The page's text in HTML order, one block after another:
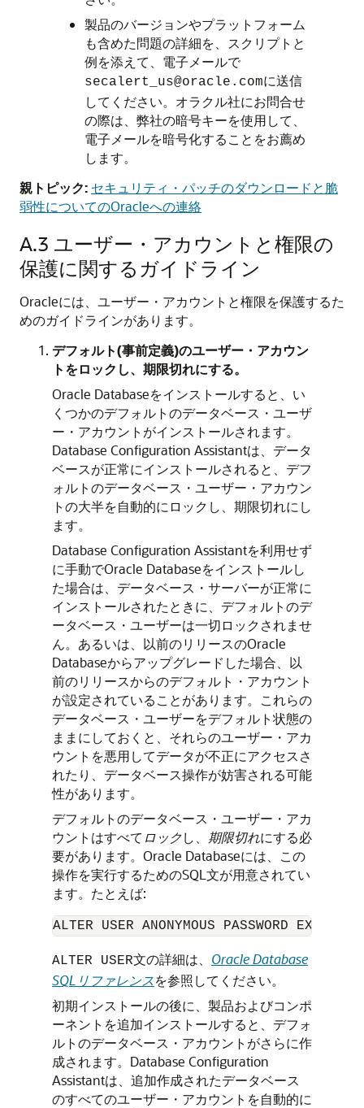
製品のバージョンやプラットフォーム
も含めた問題の詳細を、スクリプトと
例を添えて、電子メールで
secalert_us@oracle.comに送信
してください。オラクル社にお問合せ
の際は、弊社の暗号キーを使用して、
電子メールを暗号化することをお薦め
します。
親トピック: セキュリティ・パッチのダウンロードと脆
弱性についてのOracleへの連絡
A.3 ユーザー・アカウントと権限の
保護に関するガイドライン
Oracleには、ユーザー・アカウントと権限を保護するた
めのガイドラインがあります。
デフォルト(事前定義)のユーザー・アカウン
トをロックし、期限切れにする。
Oracle Databaseをインストールすると、い
くつかのデフォルトのデータベース・ユーザ
ー・アカウントがインストールされます。
Database Configuration Assistantは、データ
ベースが正常にインストールされると、デフ
ォルトのデータベース・ユーザー・アカウン
トの大半を自動的にロックし、期限切れにし
ます。
Database Configuration Assistantを利用せず
に手動でOracle Databaseをインストールし
た場合は、データベース・サーバーが正常に
インストールされたときに、デフォルトのデ
ータベース・ユーザーは一切ロックされませ
ん。あるいは、以前のリリースのOracle
Databaseからアップグレードした場合、以
前のリリースからのデフォルト・アカウント
が設定されていることがあります。これらの
データベース・ユーザーをデフォルト状態の
ままにしておくと、それらのユーザー・アカ
ウントを悪用してデータが不正にアクセスさ
れたり、データベース操作が妨害される可能
性があります。
デフォルトのデータベース・ユーザー・アカ
ウントはすべて ロックし、 期限切れにする必
要があります。Oracle Databaseには、この
操作を実行するためのSQL文が用意されてい
ます。たとえば:
ALTER USER文の詳細は、 Oracle Database
SQLリファレンスを参照してください。
初期インストールの後に、製品およびコンポ
ーネントを追加インストールすると、デフォ
ルトのデータベース・アカウントがさらに作
成されます。Database Configuration
Assistantは、追加作成されたデータベース
のすべてのユーザー・アカウントを自動的に